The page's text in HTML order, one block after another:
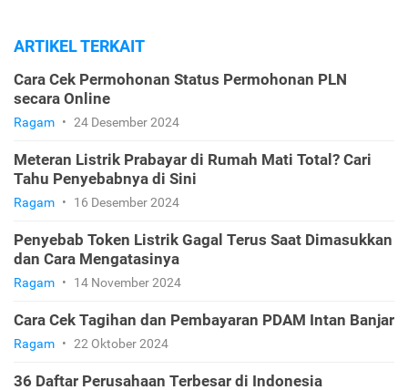
ARTIKEL TERKAIT
Cara Cek Permohonan Status Permohonan PLN
secara Online
Ragam • 24 Desember 2024
Meteran Listrik Prabayar di Rumah Mati Total? Cari
Tahu Penyebabnya di Sini
Ragam • 16 Desember 2024
Penyebab Token Listrik Gagal Terus Saat Dimasukkan
dan Cara Mengatasinya
Ragam • 14 November 2024
Cara Cek Tagihan dan Pembayaran PDAM Intan Banjar
Ragam • 22 Oktober 2024
36 Daftar Perusahaan Terbesar di Indonesia